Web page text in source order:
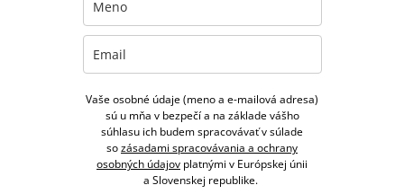
Vaše osobné údaje (meno a e-mailová adresa)
sú u mňa v bezpečí a na základe vášho
súhlasu ich budem spracovávať v súlade
sozásadami spracovávania a ochrany
osobných údajov platnými v Európskej únii
a Slovenskej republike.